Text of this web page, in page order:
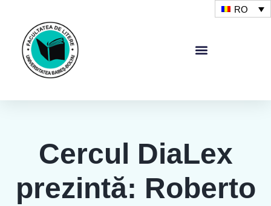
RO
Cercul DiaLex
prezintă: Roberto